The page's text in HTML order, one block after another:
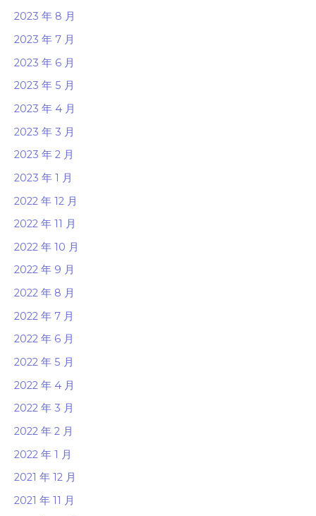
2023 年 8 月
2023 年 7 月
2023 年 6 月
2023 年 5 月
2023 年 4 月
2023 年 3 月
2023 年 2 月
2023 年 1 月
2022 年 12 月
2022 年 11 月
2022 年 10 月
2022 年 9 月
2022 年 8 月
2022 年 7 月
2022 年 6 月
2022 年 5 月
2022 年 4 月
2022 年 3 月
2022 年 2 月
2022 年 1 月
2021 年 12 月
2021 年 11 月